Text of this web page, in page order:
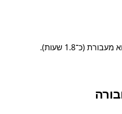
(כ־1.8 שעות).